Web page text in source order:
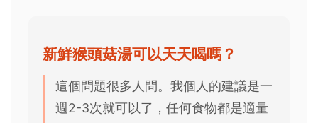
新鮮猴頭菇湯可以天天喝嗎？
這個問題很多人問。我個人的建議是一
週2-3次就可以了，任何食物都是適量